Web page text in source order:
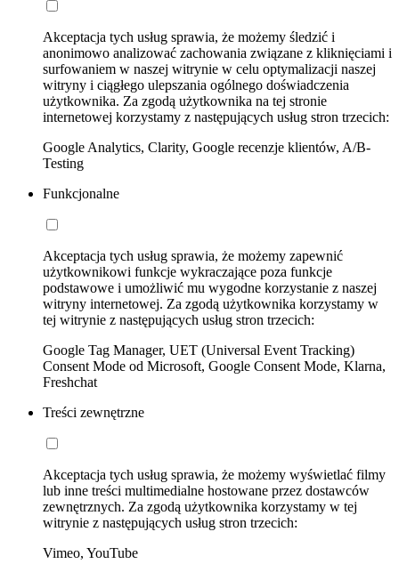
Akceptacja tych usług sprawia, że możemy śledzić i
anonimowo analizować zachowania związane z kliknięciami i
surfowaniem w naszej witrynie w celu optymalizacji naszej
witryny i ciągłego ulepszania ogólnego doświadczenia
użytkownika. Za zgodą użytkownika na tej stronie
internetowej korzystamy z następujących usług stron trzecich:
Google Analytics, Clarity, Google recenzje klientów, A/B-
Testing
Funkcjonalne
Akceptacja tych usług sprawia, że możemy zapewnić
użytkownikowi funkcje wykraczające poza funkcje
podstawowe i umożliwić mu wygodne korzystanie z naszej
witryny internetowej. Za zgodą użytkownika korzystamy w
tej witrynie z następujących usług stron trzecich:
Google Tag Manager, UET (Universal Event Tracking)
Consent Mode od Microsoft, Google Consent Mode, Klarna,
Freshchat
Treści zewnętrzne
Akceptacja tych usług sprawia, że możemy wyświetlać filmy
lub inne treści multimedialne hostowane przez dostawców
zewnętrznych. Za zgodą użytkownika korzystamy w tej
witrynie z następujących usług stron trzecich:
Vimeo, YouTube